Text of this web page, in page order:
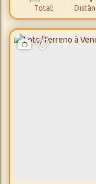
Total:
Frente:
13m